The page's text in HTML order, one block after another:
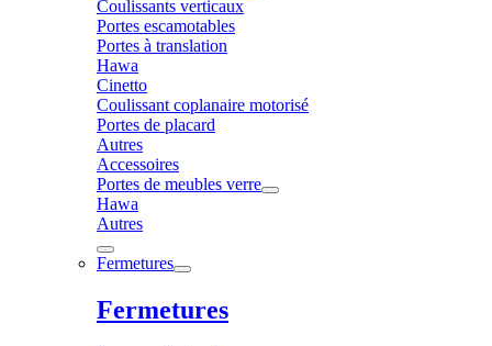
Coulissants verticaux
Portes escamotables
Portes à translation
Hawa
Cinetto
Coulissant coplanaire motorisé
Portes de placard
Autres
Accessoires
Portes de meubles verre
Hawa
Autres
Fermetures
Fermetures